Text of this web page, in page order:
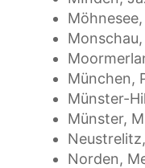
München,
Münster-
Münster,
Norden,